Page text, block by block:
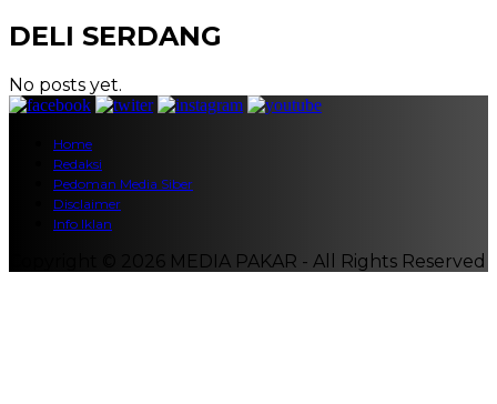
DELI SERDANG
No posts yet.
Home
Redaksi
Pedoman Media Siber
Disclaimer
Info Iklan
Copyright © 2026 MEDIA PAKAR - All Rights Reserved